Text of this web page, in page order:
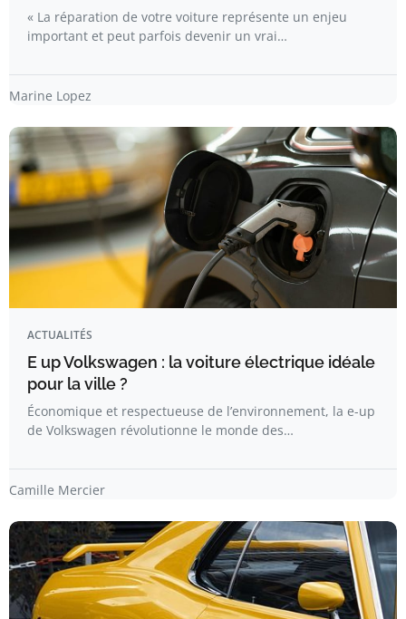
« La réparation de votre voiture représente un enjeu
important et peut parfois devenir un vrai…
Marine Lopez
ACTUALITÉS
E up Volkswagen : la voiture électrique idéale
pour la ville ?
Économique et respectueuse de l’environnement, la e-up
de Volkswagen révolutionne le monde des…
Camille Mercier